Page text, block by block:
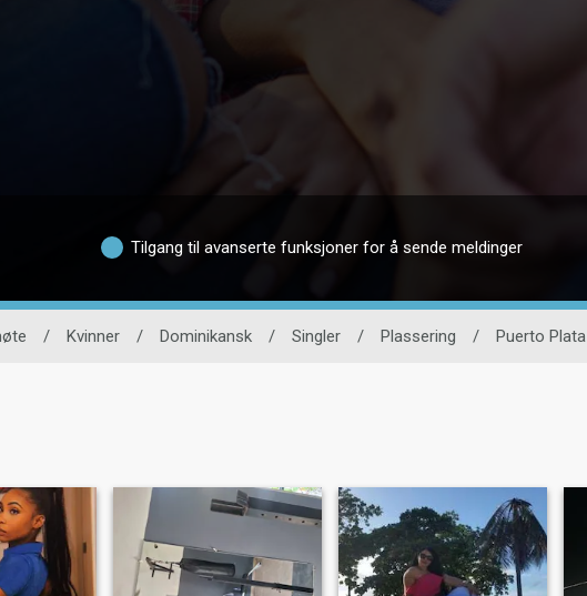
Tilgang til avanserte funksjoner for å sende meldinger
/ Kvinner / Dominikansk / Singler / Plassering / Puerto Plata